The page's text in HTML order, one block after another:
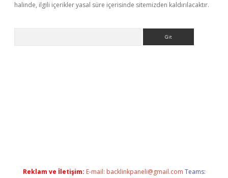
halinde, ilgili içerikler yasal süre içerisinde sitemizden kaldırılacaktır.
Reklam ve İletişim: E-mail: backlinkpaneli@gmail.com Teams: